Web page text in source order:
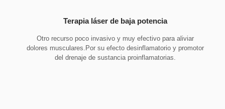
Terapia láser de baja potencia
Otro recurso poco invasivo y muy efectivo para aliviar
dolores musculares.Por su efecto desinflamatorio y promotor
del drenaje de sustancia proinflamatorias.